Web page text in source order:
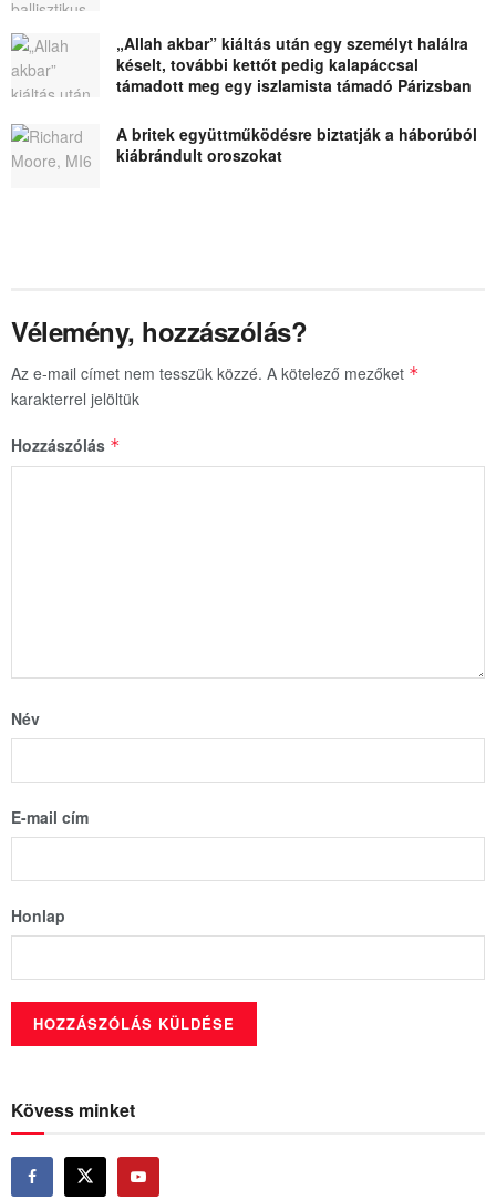
„Allah akbar” kiáltás után egy személyt halálra
késelt, további kettőt pedig kalapáccsal
támadott meg egy iszlamista támadó Párizsban
A britek együttműködésre biztatják a háborúból
kiábrándult oroszokat
Vélemény, hozzászólás?
Az e-mail címet nem tesszük közzé. A kötelező mezőket *
karakterrel jelöltük
Hozzászólás *
Név
E-mail cím
Honlap
Kövess minket